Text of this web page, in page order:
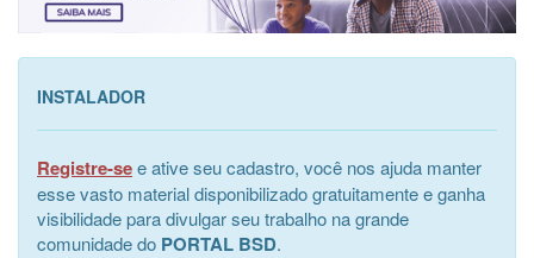
INSTALADOR
Registre-see ative seu cadastro, você nos ajuda manter
esse vasto material disponibilizado gratuitamente e ganha
visibilidade para divulgar seu trabalho na grande
comunidade do PORTAL BSD.